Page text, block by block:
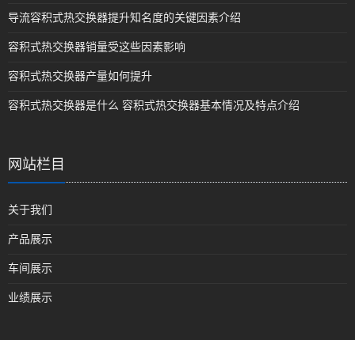
导流容积式热交换器提升知名度的关键因素介绍
容积式热交换器销量受这些因素影响
容积式热交换器产量如何提升
容积式热交换器是什么 容积式热交换器基本情况及特点介绍
网站栏目
关于我们
产品展示
车间展示
业绩展示